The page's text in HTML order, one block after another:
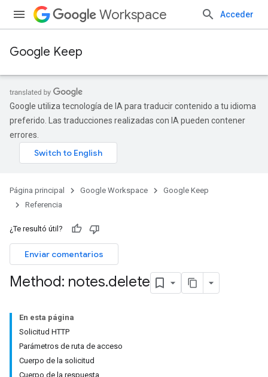
Workspace Acceder
Google Keep
Google utiliza tecnología de IA para traducir contenido a tu idioma
preferido. Las traducciones realizadas con IA pueden contener
errores.
Página principal Google Workspace
Google Keep
Referencia
¿Te resultó útil?
Enviar comentarios
Method: notes.delete
En esta página
Solicitud HTTP
Parámetros de ruta de acceso
Cuerpo de la solicitud
Cuerpo de la respuesta